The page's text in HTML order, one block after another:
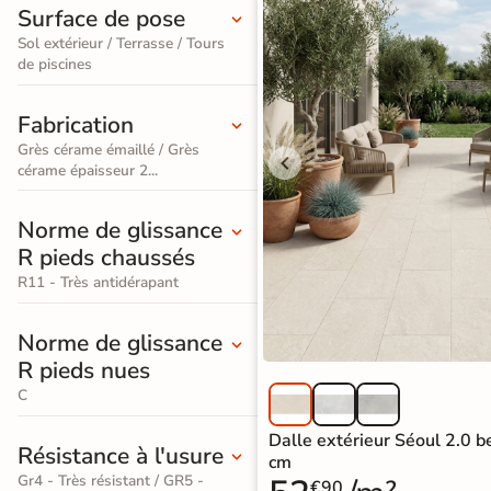
Terrazzo
/ Granito
imitation
travertin
Carrelage
imitation
parquet
Carrelage
effet
marbre
Carrelage
salle de
bain
Accessoires
SIMULATEUR 3D
avant
d'acheter
de carrelage en 3D pour
afficher nos produits
standard
Stratifié
Lame
large
XXL
Stratifié
Spécial
Salle de
Bain
Accessoires pour la pose de parquets et stratifiés
Foncé
Accessoires pour la pose de sols souples
Surface de pose
Sol extérieur / Terrasse / Tours
de piscines
Fabrication
Grès cérame émaillé / Grès
cérame épaisseur 2...
Norme de glissance
R pieds chaussés
R11 - Très antidérapant
Norme de glissance
R pieds nues
C
Résistance à l'usure
Gr4 - Très résistant / GR5 -
Dalle extérieur Séoul 2.0
cm